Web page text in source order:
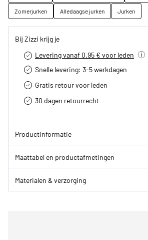
Zomerjurken
Alledaagse jurken Jurken
Bij Zizzi krijg je
Levering vanaf 0.95 € voor leden
Snelle levering: 3-5 werkdagen
Gratis retour voor leden
30 dagen retourrecht­
Productinformatie
Maattabel en productafmetingen
Materialen & verzorging